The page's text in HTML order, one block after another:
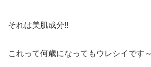
それは美肌成分!!
これって何歳になってもウレシイです